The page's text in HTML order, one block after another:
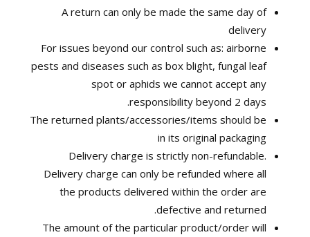
A return can only be made the same day of
delivery
For issues beyond our control such as: airborne
pests and diseases such as box blight, fungal leaf
spot or aphids we cannot accept any
responsibility beyond 2 days.
The returned plants/accessories/items should be
in its original packaging
Delivery charge is strictly non-refundable.
Delivery charge can only be refunded where all
the products delivered within the order are
defective and returned.
The amount of the particular product/order will